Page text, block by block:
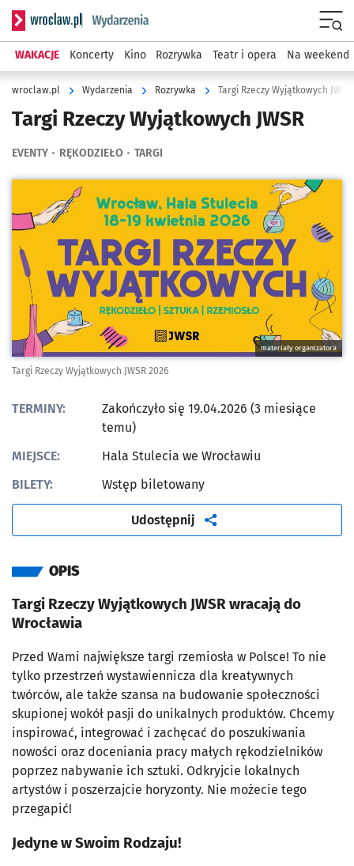
Serwis informacyjny wroclaw.pl podserwis: Wydarzenia
WAKACJE Koncerty Kino Rozrywka Teatr i opera Na weekend
wroclaw.pl Wydarzenia Rozrywka Targi Rzeczy Wyjątkowych JWSR
Targi Rzeczy Wyjątkowych JWSR
EVENTY RĘKODZIEŁO TARGI
Kliknij, aby powiększyć
materiały organizatora
Targi Rzeczy Wyjątkowych JWSR 2026
TERMINY:
Zakończyło się 19.04.2026 (3 miesiące
temu)
MIEJSCE:
Hala Stulecia we Wrocławiu
BILETY:
Wstęp biletowany
Udostępnij artykuł
OPIS
Targi Rzeczy Wyjątkowych JWSR wracają do
Wrocławia
Przed Wami największe targi rzemiosła w Polsce! To nie
tylko przestrzeń wystawiennicza dla kreatywnych
twórców, ale także szansa na budowanie społeczności
skupionej wokół pasji do unikalnych produktów. Chcemy
inspirować, integrować i zachęcać do poszukiwania
nowości oraz doceniania pracy małych rękodzielników
poprzez nabywanie ich sztuki. Odkryjcie lokalnych
artystów i poszerzajcie horyzonty. Nie możecie tego
przegapić!
Jedyne w Swoim Rodzaju!